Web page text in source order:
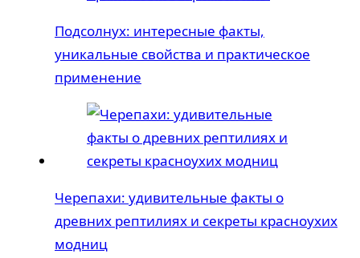
Подсолнух: интересные факты,
уникальные свойства и практическое
применение
Черепахи: удивительные факты о
древних рептилиях и секреты красноухих
модниц